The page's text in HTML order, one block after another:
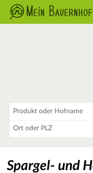
Spargel- und